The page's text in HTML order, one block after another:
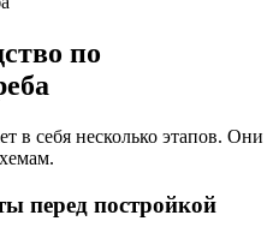
по
в себя несколько этапов. Они
перед постройкой